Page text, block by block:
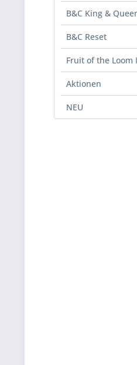
B&C King &
B&C Reset
Fruit of the Loom
Aktionen
NEU